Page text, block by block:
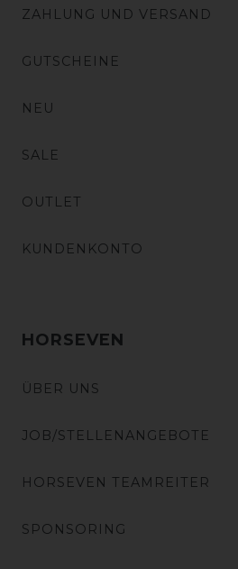
ZAHLUNG UND VERSAND
GUTSCHEINE
NEU
SALE
OUTLET
KUNDENKONTO
HORSEVEN
ÜBER UNS
JOB/STELLENANGEBOTE
HORSEVEN TEAMREITER
SPONSORING